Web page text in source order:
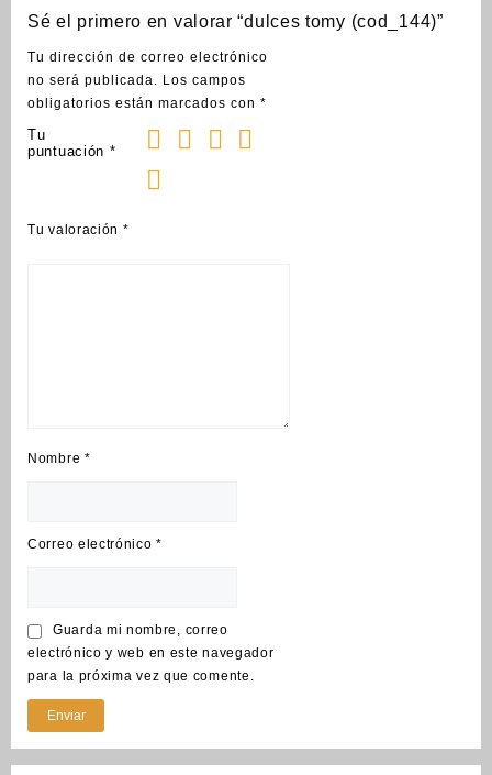
Sé el primero en valorar “dulces tomy (cod_144)”
Tu dirección de correo electrónico
no será publicada.
Los campos
obligatorios están marcados con *
Tu
puntuación *
Tu valoración *
Nombre *
Correo electrónico*
Guarda mi nombre, correo
electrónico y web en este navegador
para la próxima vez que comente.